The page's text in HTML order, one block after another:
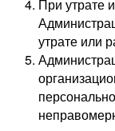
При утрате
утрате или